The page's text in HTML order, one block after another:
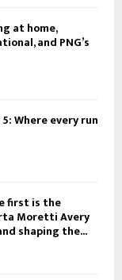
at home,
and PNG’s
5: Where every run
first is the
Moretti Avery
shaping the...